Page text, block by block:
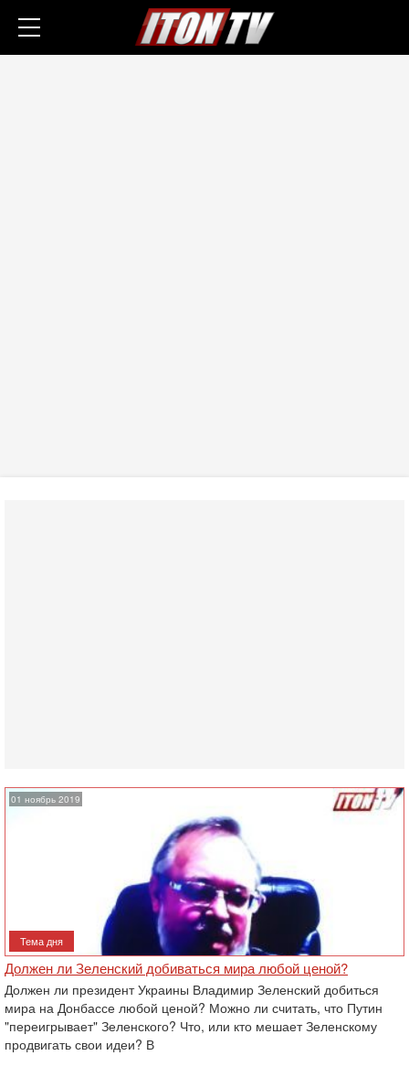
01 ноябрь 2019
Тема дня
Должен ли Зеленский добиваться мира любой ценой?
Должен ли президент Украины Владимир Зеленский добиться
мира на Донбассе любой ценой? Можно ли считать, что Путин
"переигрывает" Зеленского? Что, или кто мешает Зеленскому
продвигать свои идеи? В